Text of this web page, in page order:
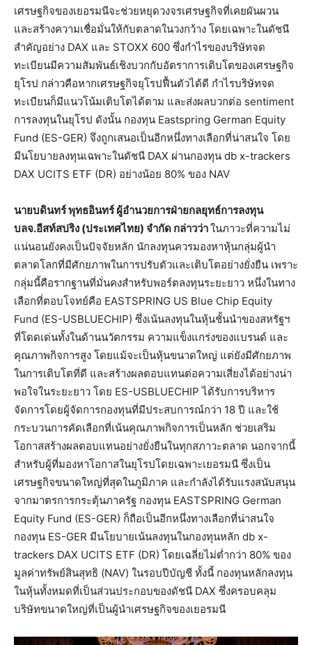
เศรษฐกิจของเยอรมนีจะช่วยหยุดวงจรเศรษฐกิจที่เคยผันผวน
และสร้างความเชื่อมั่นให้กับตลาดในวงกว้าง โดยเฉพาะในดัชนี
สำคัญอย่าง DAX และ STOXX 600 ซึ่งกำไรของบริษัทจด
ทะเบียนมีความสัมพันธ์เชิงบวกกับอัตราการเติบโตของเศรษฐกิจ
ยุโรป กล่าวคือหากเศรษฐกิจยุโรปฟื้นตัวได้ดี กำไรบริษัทจด
ทะเบียนก็มีแนวโน้มเติบโตได้ตาม และส่งผลบวกต่อ sentiment
การลงทุนในยุโรป ดังนั้น กองทุน Eastspring German Equity
Fund (ES-GER) จึงถูกเสนอเป็นอีกหนึ่งทางเลือกที่น่าสนใจ โดย
มีนโยบายลงทุนเฉพาะในดัชนี DAX ผ่านกองทุน db x-trackers
DAX UCITS ETF (DR) อย่างน้อย 80% ของ NAV
นายบดินทร์ พุทธอินทร์ ผู้อำนวยการฝ่ายกลยุทธ์การลงทุน
บลจ.อีสท์สปริง (ประเทศไทย) จำกัด กล่าวว่าในภาวะที่ความไม่
แน่นอนยังคงเป็นปัจจัยหลัก นักลงทุนควรมองหาหุ้นกลุ่มผู้นำ
ตลาดโลกที่มีศักยภาพในการปรับตัวและเติบโตอย่างยั่งยืน เพราะ
กลุ่มนี้คือรากฐานที่มั่นคงสำหรับพอร์ตลงทุนระยะยาว หนึ่งในทาง
เลือกที่ตอบโจทย์คือ EASTSPRING US Blue Chip Equity
Fund (ES-USBLUECHIP) ซึ่งเน้นลงทุนในหุ้นชั้นนำของสหรัฐฯ
ที่โดดเด่นทั้งในด้านนวัตกรรม ความแข็งแกร่งของแบรนด์ และ
คุณภาพกิจการสูง โดยแม้จะเป็นหุ้นขนาดใหญ่ แต่ยังมีศักยภาพ
ในการเติบโตที่ดี และสร้างผลตอบแทนต่อความเสี่ยงได้อย่างน่า
พอใจในระยะยาว โดย ES-USBLUECHIP ได้รับการบริหาร
จัดการโดยผู้จัดการกองทุนที่มีประสบการณ์กว่า 18 ปี และใช้
กระบวนการคัดเลือกที่เน้นคุณภาพกิจการเป็นหลัก ช่วยเสริม
โอกาสสร้างผลตอบแทนอย่างยั่งยืนในทุกสภาวะตลาด นอกจากนี้
สำหรับผู้ที่มองหาโอกาสในยุโรปโดยเฉพาะเยอรมนี ซึ่งเป็น
เศรษฐกิจขนาดใหญ่ที่สุดในภูมิภาค และกำลังได้รับแรงสนับสนุน
จากมาตรการกระตุ้นภาครัฐ กองทุน EASTSPRING German
Equity Fund (ES-GER) ก็ถือเป็นอีกหนึ่งทางเลือกที่น่าสนใจ
กองทุน ES-GER มีนโยบายเน้นลงทุนในกองทุนหลัก db x-
trackers DAX UCITS ETF (DR) โดยเฉลี่ยไม่ต่ำกว่า 80% ของ
มูลค่าทรัพย์สินสุทธิ (NAV) ในรอบปีบัญชี ทั้งนี้ กองทุนหลักลงทุน
ในหุ้นทั้งหมดที่เป็นส่วนประกอบของดัชนี DAX ซึ่งครอบคลุม
บริษัทขนาดใหญ่ที่เป็นผู้นำเศรษฐกิจของเยอรมนี